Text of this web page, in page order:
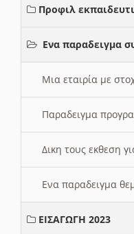
Προφιλ
Ενα παραδειγμα
Μια εταιρία με
Παραδειγμα
Δικη τους εκθεση
Ενα παραδειγμα
ΕΙΣΑΓΩΓΗ 2023